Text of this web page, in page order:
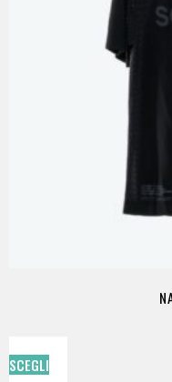
SCEGLI